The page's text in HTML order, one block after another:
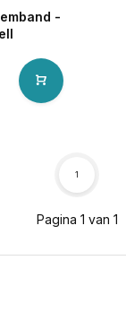
-
Pagina 1 van 1
1